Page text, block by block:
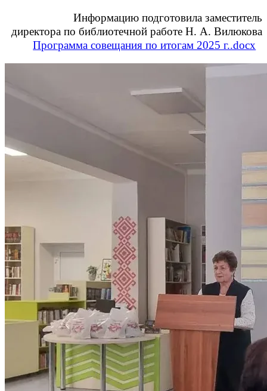
Информацию подготовила заместитель
директора по библиотечной работе Н. А. Вилюкова
Программа совещания по итогам 2025 г..docx